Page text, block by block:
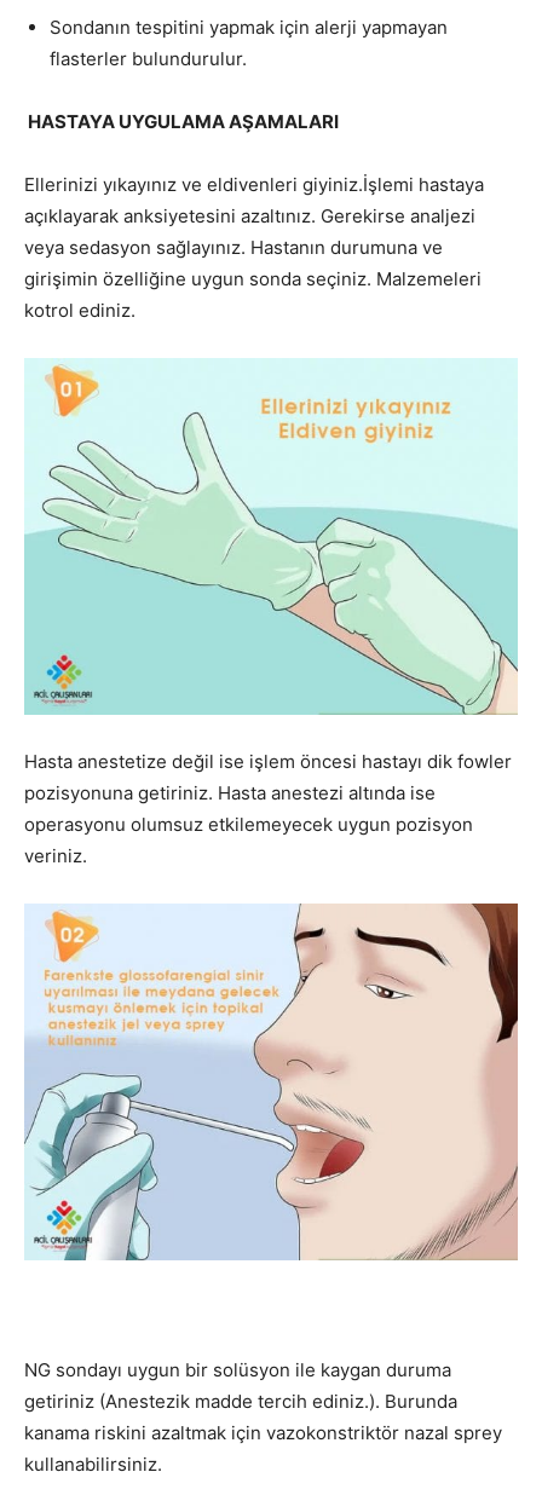
Sondanın tespitini yapmak için alerji yapmayan
flasterler bulundurulur.
HASTAYA UYGULAMA AŞAMALARI
Ellerinizi yıkayınız ve eldivenleri giyiniz.İşlemi hastaya
açıklayarak anksiyetesini azaltınız. Gerekirse analjezi
veya sedasyon sağlayınız. Hastanın durumuna ve
girişimin özelliğine uygun sonda seçiniz. Malzemeleri
kotrol ediniz.
Hasta anestetize değil ise işlem öncesi hastayı dik fowler
pozisyonuna getiriniz. Hasta anestezi altında ise
operasyonu olumsuz etkilemeyecek uygun pozisyon
veriniz.
NG sondayı uygun bir solüsyon ile kaygan duruma
getiriniz (Anestezik madde tercih ediniz.). Burunda
kanama riskini azaltmak için vazokonstriktör nazal sprey
kullanabilirsiniz.